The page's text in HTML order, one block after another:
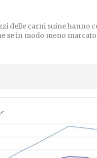
delle carni suine hanno
se in modo meno